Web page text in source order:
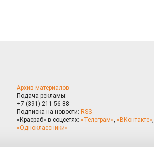
Архив материалов
Подача рекламы:
+7 (391) 211-56-88
Подписка на новости: RSS
«Красраб» в соцсетях: «Телеграм», «ВКонтакте»,
«Одноклассники»